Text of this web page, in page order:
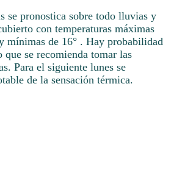
se pronostica sobre todo lluvias y
con temperaturas máximas
mínimas de 16° . Hay probabilidad
se recomienda tomar las
Para el siguiente lunes se
de la sensación térmica.